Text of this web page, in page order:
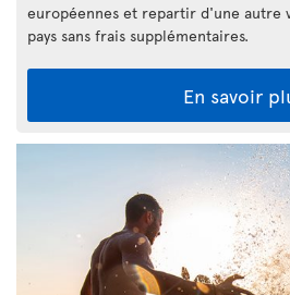
européennes et repartir d'une autre
pays sans frais supplémentaires.
En savoir